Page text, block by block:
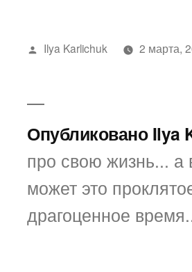
Написано
Ilya Karlichuk 2 марта,
Опубликовано Ilya
про свою жизнь... а
может это
драгоценное